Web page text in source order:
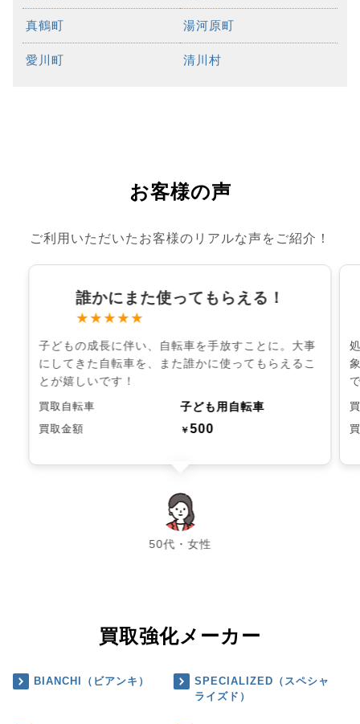
真鶴町 湯河原町
愛川町 清川村
お客様の声
ご利用いただいたお客様のリアルな声をご紹介！
誰かにまた使ってもらえる！
★★★★★
子どもの成長に伴い、自転車を手放すことに。大事
にしてきた自転車を、また誰かに使ってもらえるこ
とが嬉しいです！
買取自転車 子ども用自転車
買取金額 ￥500
50代・女性
chevron_left chevron_right
買取強化メーカー
BIANCHI（ビアンキ）
SPECIALIZED（スペシャ
ライズド）